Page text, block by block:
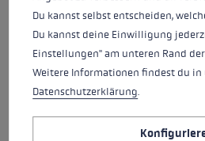
ALLE EIGENSCHAFTEN
Du kannst selbst entscheiden,
Du kannst deine Einwilligung
Einstellungen" am unteren Rand
Weitere Informationen findest du in
Datenschutzerklärung.